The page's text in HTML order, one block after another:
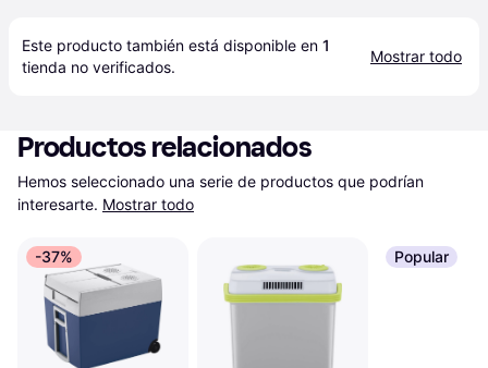
Este producto también está disponible en 1
tienda no verificados.
Mostrar todo
Productos relacionados
Hemos seleccionado una serie de productos que podrían
interesarte. Mostrar todo
-37% Popular